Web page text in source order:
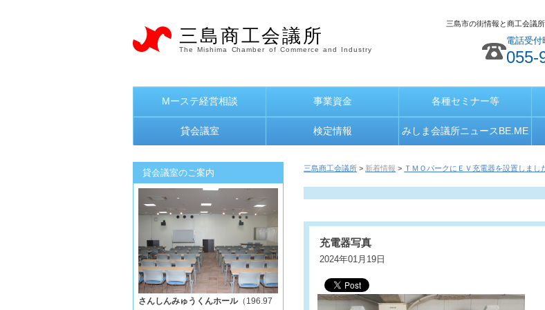
三島商工会議所
The Mishima Chamber of Commerce and Industry
三島市の街情報と商工会議
電話受付
055-
Mーステ経営相談 事業資金 各種セミナー等
貸会議室 検定情報 みしま会議所ニュースBE.ME
三島商工会議所 > 新着情報 > ＴＭＯパークにＥＶ充電器を設置しまし
充電器写真
2024年01月19日
貸会議室のご案内
さんしんみゅうくんホール（196.97